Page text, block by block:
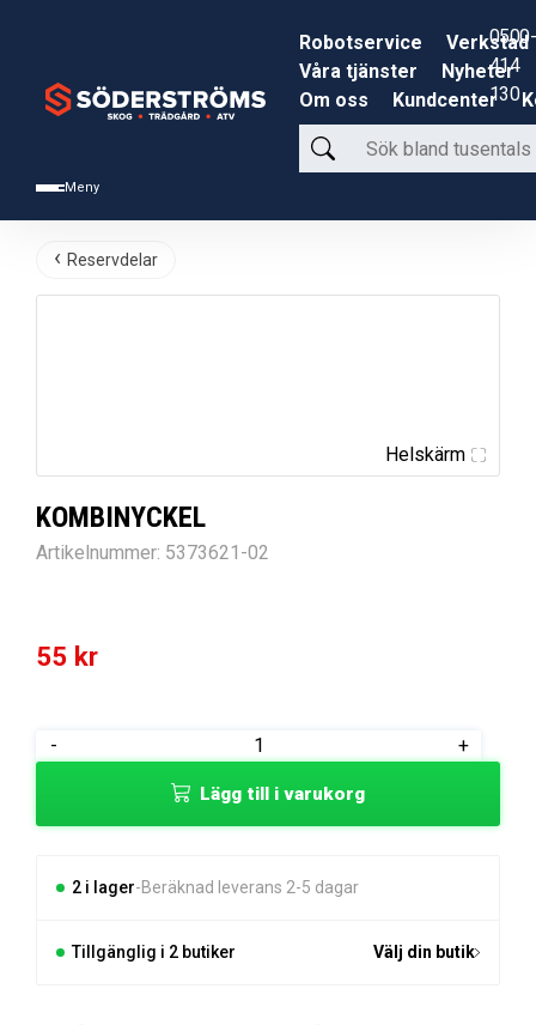
Meny
Robotservice
Verkstad
Våra tjänster
Nyheter
Om oss
Kundcenter
Sök
bland
produkter
0500-
414
130
Reservdelar
Helskärm
KOMBINYCKEL
Artikelnummer: 5373621-02
55 kr
-
KOMBINYCKEL
+
Lägg till i varukorg
2 i lager Beräknad leverans 2-5 dagar
Tillgänglig i 2 butiker Välj din butik